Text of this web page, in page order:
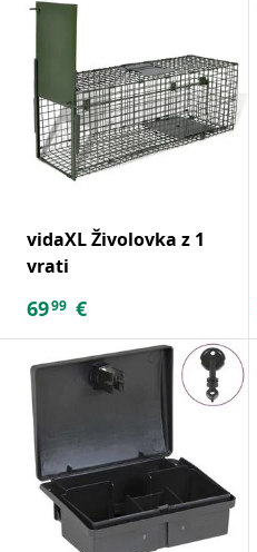
vidaXL Živolovka z 1
vrati
6999 €